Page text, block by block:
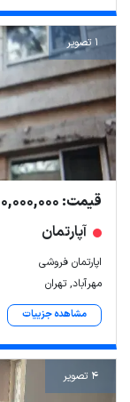
1 تصویر
قیمت: 16,000,000,000 تومان
آپارتمان
اپارتمان فروشی
مهرآباد, تهران
مشاهده جزییات
4 تصویر